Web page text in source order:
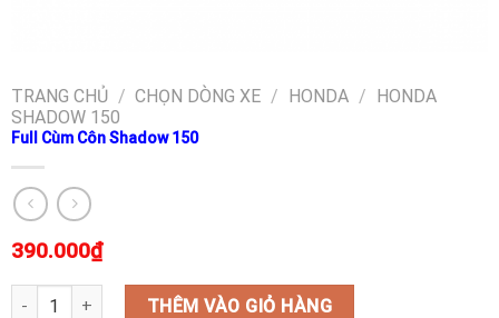
TRANG CHỦ / CHỌN DÒNG XE / HONDA / HONDA
SHADOW 150
Full Cùm Côn Shadow 150
390.000₫
Full Cùm Côn Shadow 150 số lượng
THÊM VÀO GIỎ HÀNG